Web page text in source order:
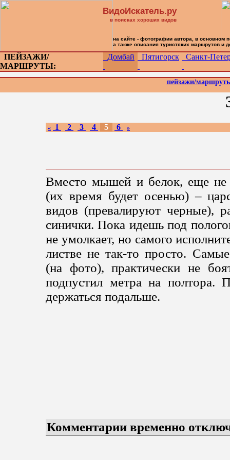
ПЕЙЗАЖИ/
МАРШРУТЫ:
Домбай Пятигорск Санкт-
пейзажи/
« 1 2 3 4 5 6 »
Вместо мышей и белок, еще не
(их время будет осенью) –
видов (превалируют черные),
синички. Пока идешь под
не умолкает, но самого
листве не так-то просто.
(на фото), практически не
подпустил метра на полтора.
держаться подальше.
Комментарии временно
ВидоИскатель.ру
в поисках хороших видов
на сайте - фотографии автора, в основном
а также описания туристских маршрутов и